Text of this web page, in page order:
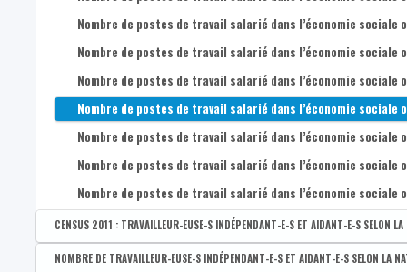
Nombre de postes de travail salarié dans l’économie sociale
Nombre de postes de travail salarié dans l’économie sociale
Nombre de postes de travail salarié dans l’économie sociale
Nombre de postes de travail salarié dans l’économie sociale
Nombre de postes de travail salarié dans l’économie sociale
Nombre de postes de travail salarié dans l’économie sociale
Nombre de postes de travail salarié dans l’économie sociale
CENSUS 2011 : TRAVAILLEUR-EUSE-S INDÉPENDANT-E-S ET AIDANT-E-S SELON
Disponible par :Commune - Arrondissement - Province - Bassin EFE - Zone de
NOMBRE DE TRAVAILLEUR-EUSE-S INDÉPENDANT-E-S ET AIDANT-E-S SELON LA